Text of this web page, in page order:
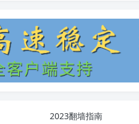
2023翻墙指南